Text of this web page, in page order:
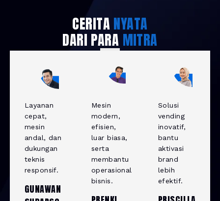
CERITANYATA
DARI PARA MITRA
Layanan
cepat,
mesin
andal, dan
dukungan
teknis
responsif.
GUNAWAN
Mesin
modern,
efisien,
luar biasa,
serta
membantu
operasional
bisnis.
Solusi
vending
inovatif,
bantu
aktivasi
brand
lebih
efektif.